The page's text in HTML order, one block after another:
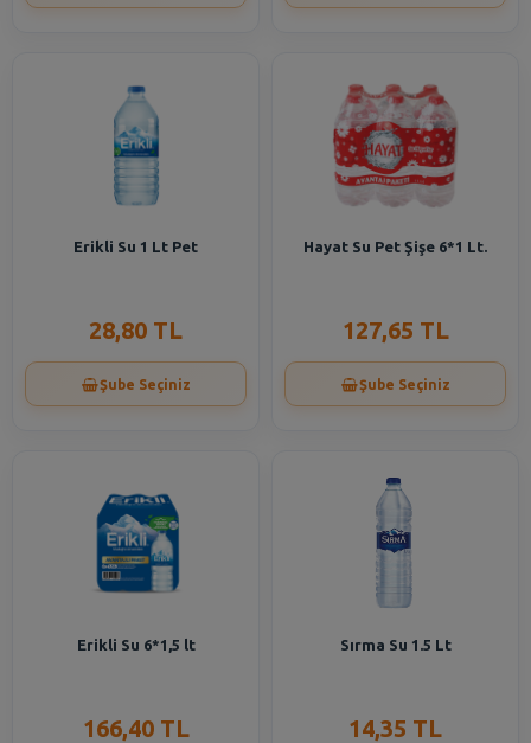
Erikli Su 1 Lt Pet
28,80 TL
Şube Seçiniz
Hayat Su Pet Şişe 6*1 Lt.
127,65 TL
Şube Seçiniz
Erikli Su 6*1,5 lt
166,40 TL
Sırma Su 1.5 Lt
14,35 TL